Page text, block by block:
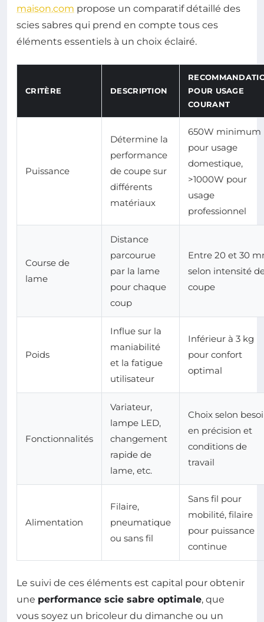
maison.com propose un comparatif détaillé des
scies sabres qui prend en compte tous ces
éléments essentiels à un choix éclairé.
CRITÈRE DESCRIPTION
POUR USAGE
COURANT
Puissance
Détermine la
performance
de coupe sur
différents
matériaux
650W minimum
pour usage
domestique,
>1000W pour
usage
professionnel
Course de
lame
Distance
parcourue
par la lame
pour chaque
coup
Entre 20 et 30
selon intensité
coupe
Poids
Influe sur la
maniabilité
et la fatigue
utilisateur
Inférieur à 3 kg
pour confort
optimal
Fonctionnalités
Variateur,
lampe LED,
changement
rapide de
lame, etc.
Choix selon
en précision et
conditions de
travail
Alimentation
Filaire,
pneumatique
ou sans fil
Sans fil pour
mobilité, filaire
pour puissance
continue
Le suivi de ces éléments est capital pour obtenir
une performance scie sabre optimale, que
vous soyez un bricoleur du dimanche ou un